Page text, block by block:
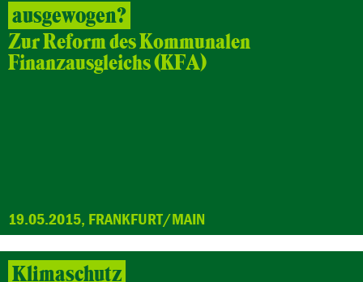
ausgewogen?
Zur Reform des Kommunalen
Finanzausgleichs (KFA)
19.05.2015, FRANKFURT/MAIN
Klimaschutz